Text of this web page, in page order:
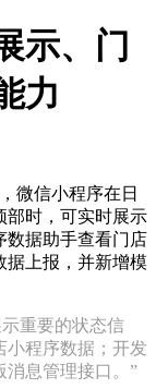
示、门
力
微信小程序在日
部时，可实时展示
数据助手查看门店
据上报，并新增模
重要的状态信
小程序数据；开发
消息管理接口。”